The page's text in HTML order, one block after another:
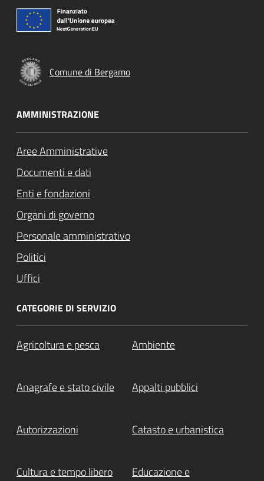
Comune di Bergamo
AMMINISTRAZIONE
Aree Amministrative
Documenti e dati
Enti e fondazioni
Organi di governo
Personale amministrativo
Politici
Uffici
CATEGORIE DI SERVIZIO
Agricoltura e pesca Ambiente
Anagrafe e stato civile Appalti pubblici
Autorizzazioni Catasto e urbanistica
Cultura e tempo libero
Educazione e